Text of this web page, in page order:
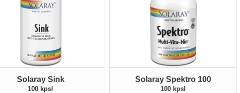
Solaray Sink
100 kpsl
Solaray Spektro 100
100 kpsl